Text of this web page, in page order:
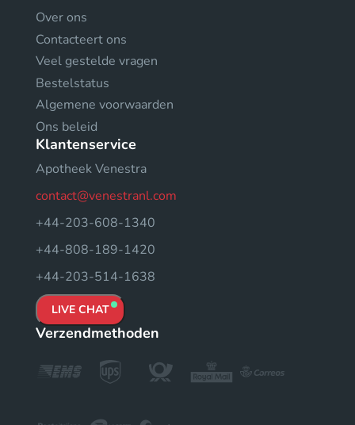
Over ons
Contacteert ons
Veel gestelde vragen
Bestelstatus
Algemene voorwaarden
Ons beleid
Klantenservice
Apotheek Venestra
contact@venestranl.com
+44-203-608-1340
+44-808-189-1420
+44-203-514-1638
LIVE CHAT
Verzendmethoden